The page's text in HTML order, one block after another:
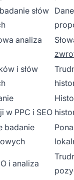
słów
analiza
i słów
w PPC i SEO
badanie
i analiza